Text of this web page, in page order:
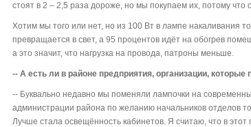
стоят в 2 – 2,5 раза дороже, но мы покупаем их, потому
Хотим мы того или нет, но из 100 Вт в лампе накаливания
превращается в свет, а 95 процентов идёт на обогрев
а это значит, что нагрузка на провода, патроны меньше.
-- А есть ли в районе предприятия, организации,
-- Буквально недавно мы поменяли лампочки на
администрации района по желанию начальников отделов
Лучше стала освещённость кабинетов. Я считаю, что в